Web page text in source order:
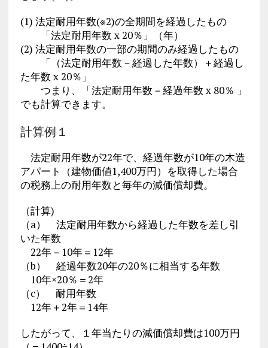
(1) 法定耐用年数(※2)の全期間を経過したもの
「法定耐用年数 x 20％」（年）
(2) 法定耐用年数の一部の期間のみ経過したもの
「（法定耐用年数－経過した年数）＋経過し
た年数 x 20％」
つまり、「法定耐用年数－経過年数 x 80％ 」
でも計算できます。
計算例１
法定耐用年数が22年で、経過年数が10年の木造
アパート（建物価値1,400万円）を取得した場合
の税務上の耐用年数と毎年の減価償却費。
（計算)
（a） 法定耐用年数から経過した年数を差し引
いた年数
22年－10年＝12年
（b） 経過年数20年の20％に相当する年数
10年×20％＝2年
（c） 耐用年数
12年＋2年＝14年
したがって、１年当たりの減価償却費は100万円